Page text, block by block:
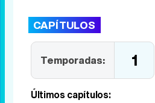
CAPÍTULOS
Temporadas: 1
Últimos capítulos: